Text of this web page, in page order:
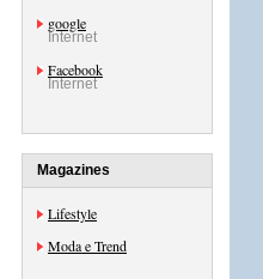
google
Internet
Facebook
Internet
Magazines
Lifestyle
Moda e Trend